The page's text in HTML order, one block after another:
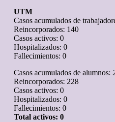
UTM
Casos acumulados de
Reincorporados: 140
Casos activos: 0
Hospitalizados: 0
Fallecimientos: 0
Casos acumulados de alumnos:
Reincorporados: 228
Casos activos: 0
Hospitalizados: 0
Fallecimientos: 0
Total activos: 0